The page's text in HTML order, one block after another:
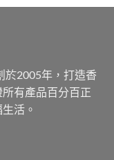
於2005年，打造香
有產品百分百正
活。